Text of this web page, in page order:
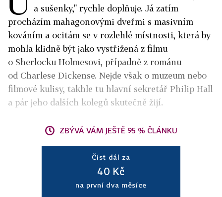
a sušenky," rychle doplňuje. Já zatím
procházím mahagonovými dveřmi s masivním
kováním a ocitám se v rozlehlé místnosti, která by
mohla klidně být jako vystřižená z filmu
o Sherlocku Holmesovi, případně z románu
od Charlese Dickense. Nejde však o muzeum nebo
filmové kulisy, takhle tu hlavní sekretář Philip Hall
a pár jeho dalších kolegů skutečně žijí.
ZBÝVÁ VÁM JEŠTĚ 95 % ČLÁNKU
Číst dál za
40 Kč
na první dva měsíce